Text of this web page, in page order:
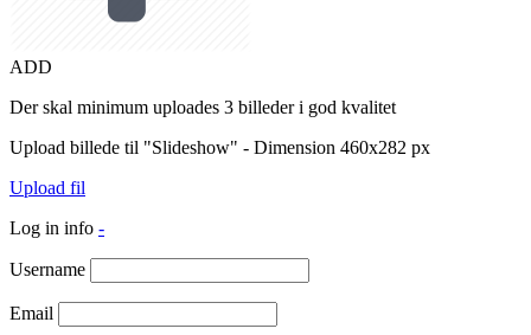
ADD
Der skal minimum uploades 3 billeder i god kvalitet
Upload billede til "Slideshow" - Dimension 460x282 px
Upload fil
Log in info -
Username
Email